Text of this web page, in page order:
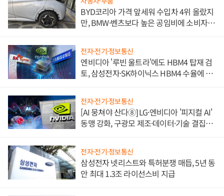
BYD코리아 가격 앞세워 수입차 4위 올랐지
만, BMW·벤츠보다 높은 공임비에 소비자
전자·전기·정보통신
엔비디아 '루빈 울트라'에도 HBM4 탑재 검
토, 삼성전자·SK하이닉스 HBM4 수율에 주
전자·전기·정보통신
[AI 뭉쳐야 산다⑧] LG·엔비디아 '피지컬 AI'
동맹 강화, 구광모 제조·데이터·기술 결집
전자·전기·정보통신
삼성전자 넷리스트와 특허분쟁 매듭, 5년 동
안 최대 1.3조 라이선스비 지급